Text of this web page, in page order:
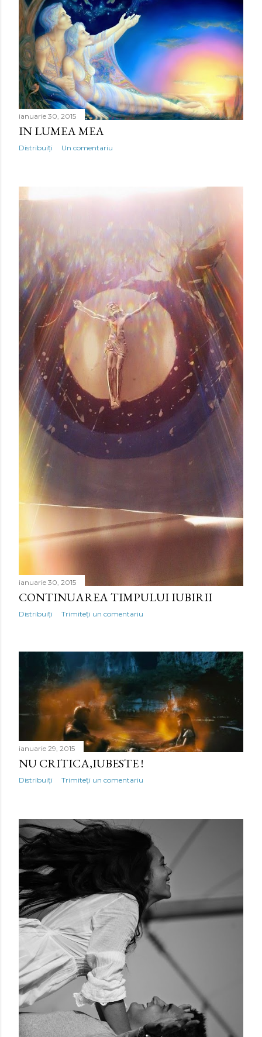
ianuarie 30, 2015
IN LUMEA MEA
Distribuiți Un comentariu
ianuarie 30, 2015
CONTINUAREA TIMPULUI IUBIRII
Distribuiți Trimiteți un comentariu
ianuarie 29, 2015
NU CRITICA,IUBESTE !
Distribuiți Trimiteți un comentariu